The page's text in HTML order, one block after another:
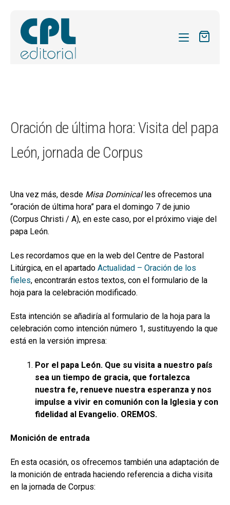
el
menú
FORMAS
SOBRE NOSOTROS
hijo
menú
hijo
BLOG
menú
CONTACTO
BUSCAR
CAT
Oración de última hora: Visita del papa
León, jornada de Corpus
Una vez más, desde Misa Dominicalles ofrecemos una
“oración de última hora” para el domingo 7 de junio
(Corpus Christi / A), en este caso, por el próximo viaje del
papa León.
Les recordamos que en la web del Centre de Pastoral
Litúrgica, en el apartado Actualidad – Oración de los
fieles, encontrarán estos textos, con el formulario de la
hoja para la celebración modificado.
Esta intención se añadiría al formulario de la hoja para la
celebración como intención número 1, sustituyendo la que
está en la versión impresa:
Por el papa León. Que su visita a nuestro país
sea un tiempo de gracia, que fortalezca
nuestra fe, renueve nuestra esperanza y nos
impulse a vivir en comunión con la Iglesia y con
fidelidad al Evangelio. OREMOS.
Monición de entrada
En esta ocasión, os ofrecemos también una adaptación de
la monición de entrada haciendo referencia a dicha visita
en la jornada de Corpus: